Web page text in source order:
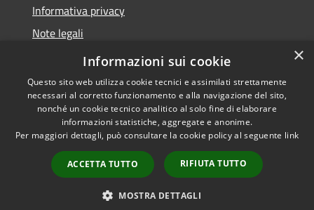
Informativa privacy
Note legali
Dichiarazione di accessibilità
Accessibilità
Copyright © 2026 • Comune di
Asigliano Veneto • Powered by
Municipium•
Accesso
redazione
×
Informazioni sui cookie
Questo sito web utilizza cookie tecnici e assimilati strettamente
necessari al corretto funzionamento e alla navigazione del sito,
nonché un cookie tecnico analitico al solo fine di elaborare
informazioni statistiche, aggregate e anonime.
Per maggiori dettagli, può consultare la cookie policy al seguente link
ACCETTA TUTTO RIFIUTA TUTTO
MOSTRA DETTAGLI